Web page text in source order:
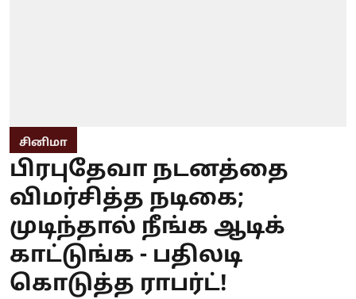
சினிமா
பிரபுதேவா நடனத்தை
விமர்சித்த நடிகை;
முடிந்தால் நீங்க ஆடிக்
காட்டுங்க - பதிலடி
கொடுத்த ராபர்ட்!